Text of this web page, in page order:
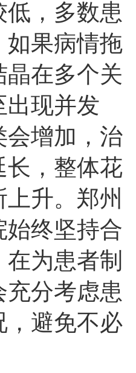
低，多数患
如果病情拖
晶在多个关
出现并发
会增加，治
长，整体花
升。郑州
始终坚持合
为患者制
充分考虑患
，避免不必